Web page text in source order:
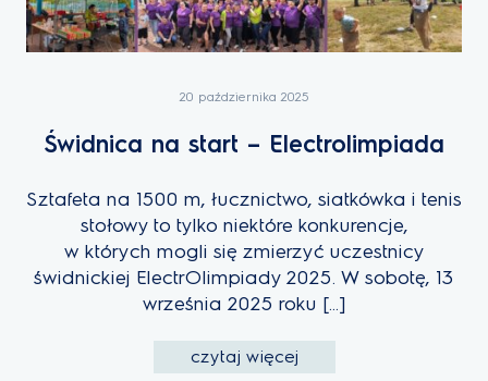
Świdnica na start – Electrolimpiada
20 października 2025
Sztafeta na 1500 m, łucznictwo, siatkówka i tenis
stołowy to tylko niektóre konkurencje,
w których mogli się zmierzyć uczestnicy
świdnickiej ElectrOlimpiady 2025. W sobotę, 13
września 2025 roku […]
czytaj więcej